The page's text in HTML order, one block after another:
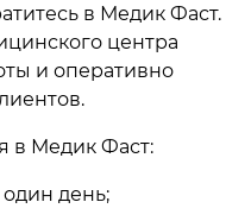
в Медик Фаст.
центра
и оперативно
в Медик Фаст:
день;